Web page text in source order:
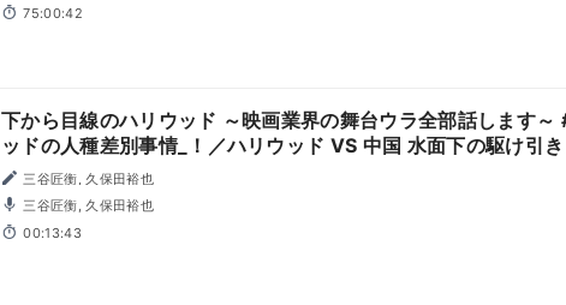
75:00:42
下から目線のハリウッド ～映画業界の舞台ウラ全部話します
ッドの人種差別事情_！／ハリウッド VS 中国 水面下の駆け引き
三谷匠衡, 久保田裕也
三谷匠衡, 久保田裕也
00:13:43